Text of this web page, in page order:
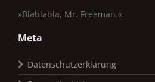
»Blablabla, Mr. Freeman.«
Meta
Datenschutzerklärung